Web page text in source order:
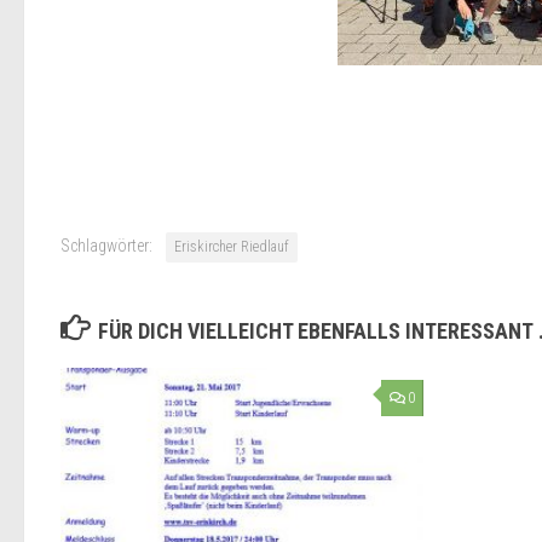
Schlagwörter: Eriskircher Riedlauf
FÜR DICH VIELLEICHT EBENFALLS INTERESSANT
0